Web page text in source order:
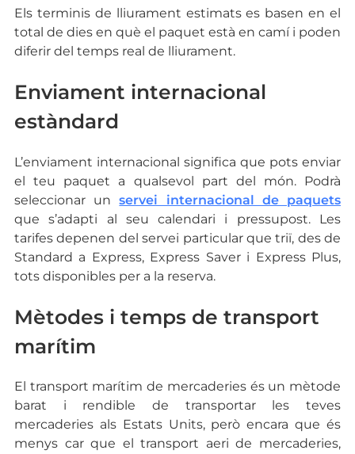
Els terminis de lliurament estimats es basen en el
total de dies en què el paquet està en camí i poden
diferir del temps real de lliurament.
Enviament internacional
estàndard
L’enviament internacional significa que pots enviar
el teu paquet a qualsevol part del món. Podrà
seleccionar unservei internacional de paquets
que s’adapti al seu calendari i pressupost. Les
tarifes depenen del servei particular que triï, des de
Standard a Express, Express Saver i Express Plus,
tots disponibles per a la reserva.
Mètodes i temps de transport
marítim
El transport marítim de mercaderies és un mètode
barat i rendible de transportar les teves
mercaderies als Estats Units, però encara que és
menys car que el transport aeri de mercaderies,